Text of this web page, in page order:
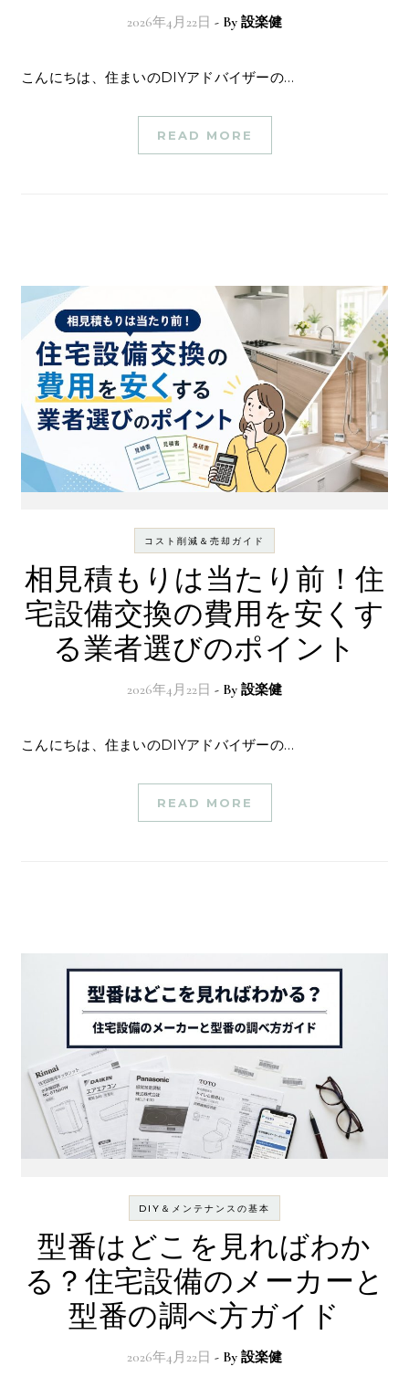
2026年4月22日 - By 設楽健
こんにちは、住まいのDIYアドバイザーの…
READ MORE
コスト削減＆売却ガイド
相見積もりは当たり前！住
宅設備交換の費用を安くす
る業者選びのポイント
2026年4月22日 - By 設楽健
こんにちは、住まいのDIYアドバイザーの…
READ MORE
DIY＆メンテナンスの基本
型番はどこを見ればわか
る？住宅設備のメーカーと
型番の調べ方ガイド
2026年4月22日 - By 設楽健